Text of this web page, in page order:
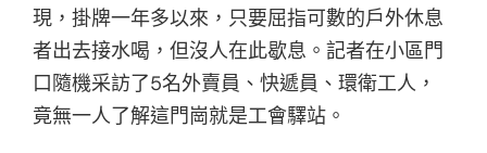
現，掛牌一年多以來，只要屈指可數的戶外休息
者出去接水喝，但沒人在此歇息。記者在小區門
口隨機采訪了5名外賣員、快遞員、環衛工人，
竟無一人了解這門崗就是工會驛站。